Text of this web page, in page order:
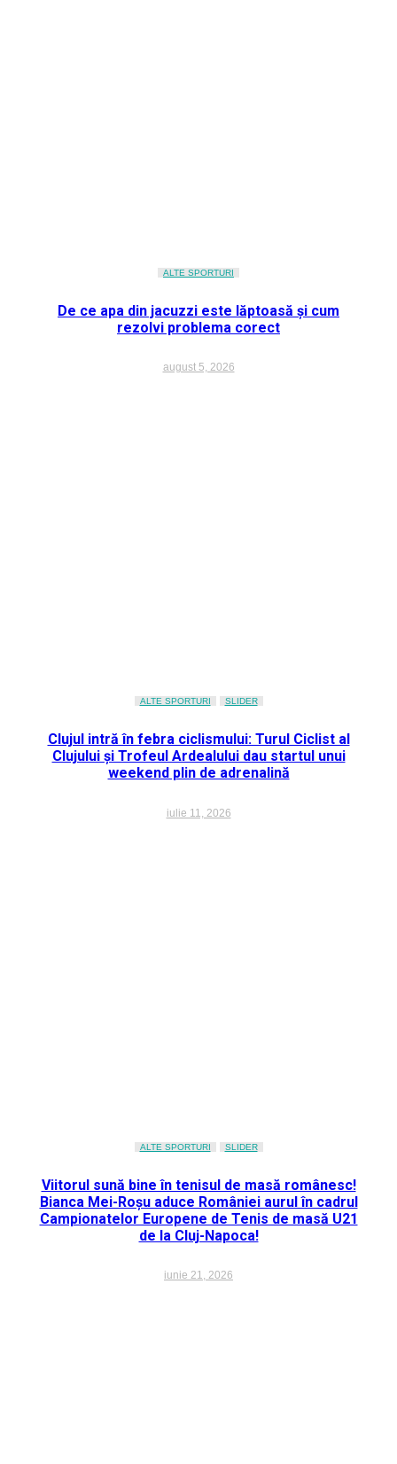
ALTE SPORTURI
De ce apa din jacuzzi este lăptoasă și cum
rezolvi problema corect
august 5, 2026
ALTE SPORTURI SLIDER
Clujul intră în febra ciclismului: Turul Ciclist al
Clujului și Trofeul Ardealului dau startul unui
weekend plin de adrenalină
iulie 11, 2026
ALTE SPORTURI SLIDER
Viitorul sună bine în tenisul de masă românesc!
Bianca Mei-Roșu aduce României aurul în cadrul
Campionatelor Europene de Tenis de masă U21
de la Cluj-Napoca!
iunie 21, 2026